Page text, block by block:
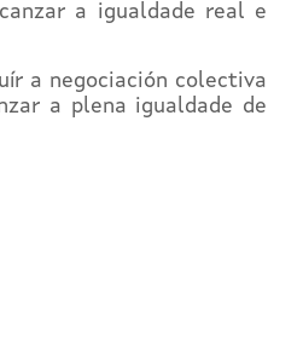
a igualdade real e
a negociación colectiva
a plena igualdade de